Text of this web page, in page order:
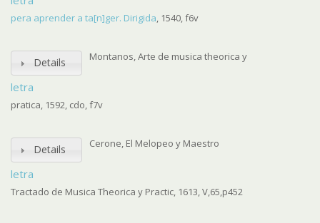
pera aprender a ta[n]ger. Dirigida, 1540, f6v
Details
letra
Montanos, Arte de musica theorica y
pratica, 1592, cdo, f7v
Details
letra
Cerone, El Melopeo y Maestro
Tractado de Musica Theorica y Practic, 1613, V,65,p452